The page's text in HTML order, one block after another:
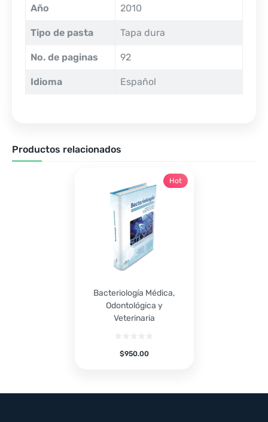
Año 2010
Tipo de pasta Tapa dura
No. de paginas 92
Idioma Español
Productos relacionados
Bacteriología Médica,
Odontológica y
Veterinaria
$950.00
Hot